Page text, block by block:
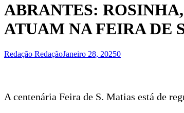
ABRANTES:
ATUAM NA FEIRA DE
Redação RedaçãoJaneiro 28, 20250
A centenária Feira de S. Matias está de